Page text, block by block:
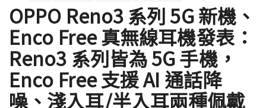
OPPO Reno3 系列 5G 新機、
Enco Free 真無線耳機發表：
Reno3 系列皆為 5G 手機，
Enco Free 支援 AI 通話降
噪、淺入耳/半入耳兩種佩戴